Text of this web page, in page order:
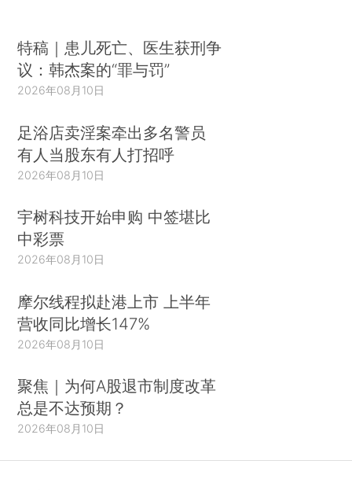
特稿｜患儿死亡、医生获刑争
议：韩杰案的“罪与罚”
2026年08月10日
足浴店卖淫案牵出多名警员
有人当股东有人打招呼
2026年08月10日
宇树科技开始申购 中签堪比
中彩票
2026年08月10日
摩尔线程拟赴港上市 上半年
营收同比增长147%
2026年08月10日
聚焦｜为何A股退市制度改革
总是不达预期？
2026年08月10日